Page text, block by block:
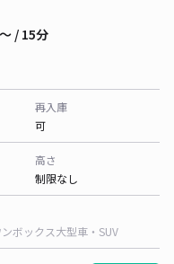
/ 15分
再入庫
可
高さ
制限なし
ンボックス大型車・SUV